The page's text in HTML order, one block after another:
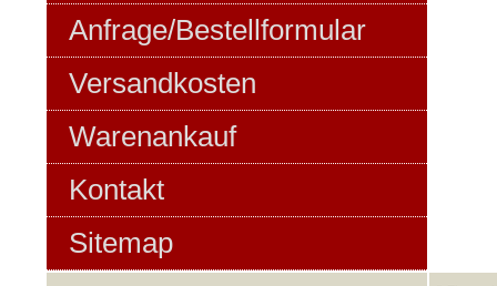
Anfrage/Bestellformular
Versandkosten
Warenankauf
Kontakt
Sitemap